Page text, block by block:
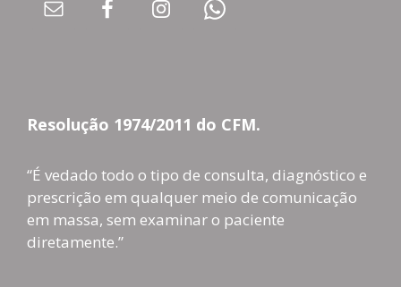
Resolução 1974/2011 do CFM.
“É vedado todo o tipo de consulta, diagnóstico e
prescrição em qualquer meio de comunicação
em massa, sem examinar o paciente
diretamente.”